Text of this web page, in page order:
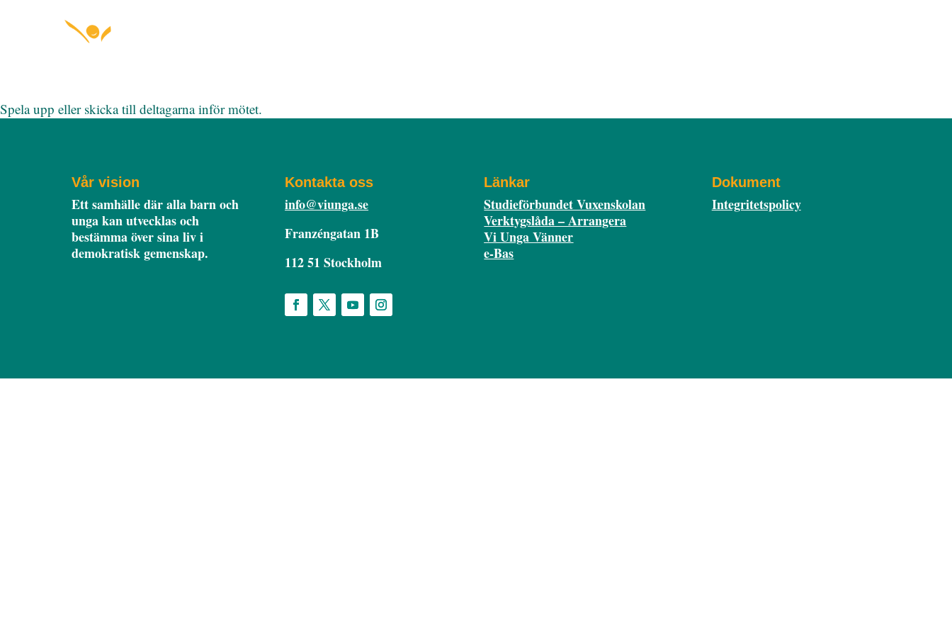
Spela upp eller skicka till deltagarna inför mötet.
Vår vision
Ett samhälle där alla barn och
unga kan utvecklas och
bestämma över sina liv i
demokratisk gemenskap.
Kontakta oss
info@viunga.se
Franzéngatan 1B
112 51 Stockholm
Länkar
Studieförbundet Vuxenskolan
Verktygslåda – Arrangera
Vi Unga Vänner
e-Bas
Dokument
Integritetspolicy